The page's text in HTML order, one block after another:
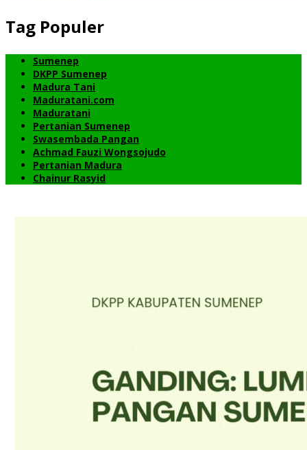
Tag Populer
Sumenep
DKPP Sumenep
Madura Tani
Maduratani.com
Maduratani
Pertanian Sumenep
Swasembada Pangan
Achmad Fauzi Wongsojudo
Pertanian Madura
Chainur Rasyid